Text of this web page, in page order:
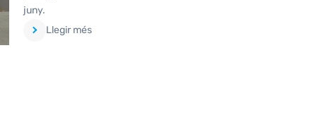
juny.
Llegir més